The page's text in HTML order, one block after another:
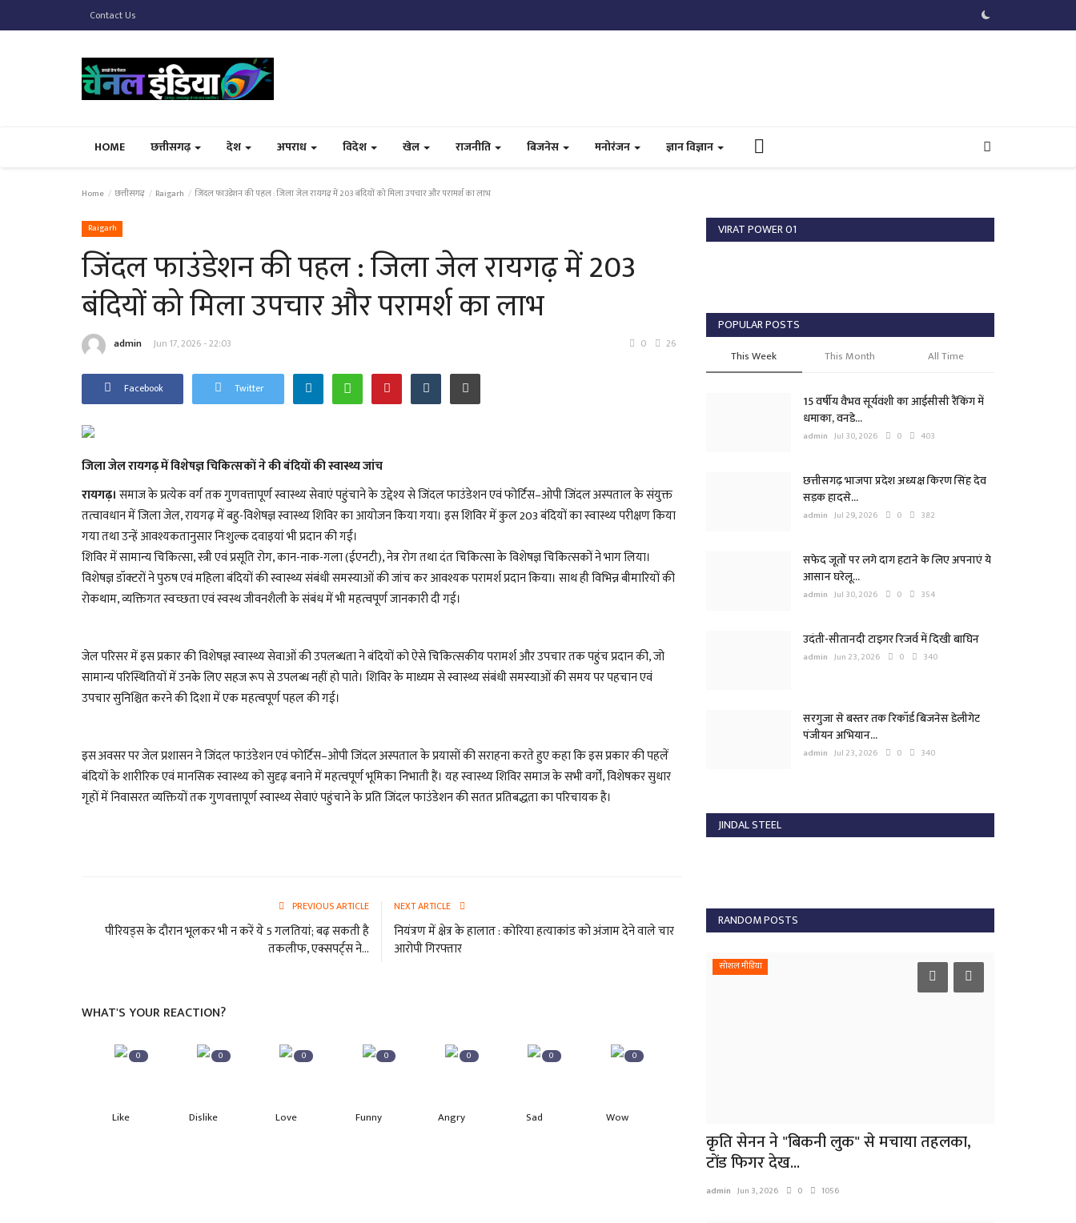
Contact Us
HOME छत्तीसगढ़ देश अपराध विदेश खेल राजनीति बिजनेस मनोरंजन ज्ञान विज्ञान
Home छत्तीसगढ़ Raigarh जिंदल फाउंडेशन की पहल : जिला जेल रायगढ़ में 203 बंदियों को मिला उपचार और परामर्श का लाभ
Raigarh
जिंदल फाउंडेशन की पहल : जिला जेल रायगढ़ में 203
बंदियों को मिला उपचार और परामर्श का लाभ
admin Jun 17, 2026 - 22:03 0 26
Facebook Twitter
जिला जेल रायगढ़ में विशेषज्ञ चिकित्सकों ने की बंदियों की स्वास्थ्य जांच
रायगढ़। समाज के प्रत्येक वर्ग तक गुणवत्तापूर्ण स्वास्थ्य सेवाएं पहुंचाने के उद्देश्य से जिंदल फाउंडेशन एवं फोर्टिस–ओपी जिंदल अस्पताल के संयुक्त
तत्वावधान में जिला जेल, रायगढ़ में बहु-विशेषज्ञ स्वास्थ्य शिविर का आयोजन किया गया। इस शिविर में कुल 203 बंदियों का स्वास्थ्य परीक्षण किया
गया तथा उन्हें आवश्यकतानुसार निःशुल्क दवाइयां भी प्रदान की गईं।
शिविर में सामान्य चिकित्सा, स्त्री एवं प्रसूति रोग, कान-नाक-गला (ईएनटी), नेत्र रोग तथा दंत चिकित्सा के विशेषज्ञ चिकित्सकों ने भाग लिया।
विशेषज्ञ डॉक्टरों ने पुरुष एवं महिला बंदियों की स्वास्थ्य संबंधी समस्याओं की जांच कर आवश्यक परामर्श प्रदान किया। साथ ही विभिन्न बीमारियों की
रोकथाम, व्यक्तिगत स्वच्छता एवं स्वस्थ जीवनशैली के संबंध में भी महत्वपूर्ण जानकारी दी गई।
जेल परिसर में इस प्रकार की विशेषज्ञ स्वास्थ्य सेवाओं की उपलब्धता ने बंदियों को ऐसे चिकित्सकीय परामर्श और उपचार तक पहुंच प्रदान की, जो
सामान्य परिस्थितियों में उनके लिए सहज रूप से उपलब्ध नहीं हो पाते। शिविर के माध्यम से स्वास्थ्य संबंधी समस्याओं की समय पर पहचान एवं
उपचार सुनिश्चित करने की दिशा में एक महत्वपूर्ण पहल की गई।
इस अवसर पर जेल प्रशासन ने जिंदल फाउंडेशन एवं फोर्टिस–ओपी जिंदल अस्पताल के प्रयासों की सराहना करते हुए कहा कि इस प्रकार की पहलें
बंदियों के शारीरिक एवं मानसिक स्वास्थ्य को सुदृढ़ बनाने में महत्वपूर्ण भूमिका निभाती हैं। यह स्वास्थ्य शिविर समाज के सभी वर्गों, विशेषकर सुधार
गृहों में निवासरत व्यक्तियों तक गुणवत्तापूर्ण स्वास्थ्य सेवाएं पहुंचाने के प्रति जिंदल फाउंडेशन की सतत प्रतिबद्धता का परिचायक है।
PREVIOUS ARTICLE
पीरियड्स के दौरान भूलकर भी न करें ये 5 गलतियां; बढ़ सकती है
तकलीफ, एक्सपर्ट्स ने...
NEXT ARTICLE
नियंत्रण में क्षेत्र के हालात : कोरिया हत्याकांड को अंजाम देने वाले चार
आरोपी गिरफ्तार
WHAT'S YOUR REACTION?
0
Like
0
Dislike
0
Love
0
Funny
0
Angry
0
Sad
0
Wow
VIRAT POWER 01
POPULAR POSTS
This Week This Month All Time
15 वर्षीय वैभव सूर्यवंशी का आईसीसी रैंकिंग में
धमाका, वनडे...
admin Jul 30, 2026 0 403
छत्तीसगढ़ भाजपा प्रदेश अध्यक्ष किरण सिंह देव
सड़क हादसे...
admin Jul 29, 2026 0 382
सफेद जूतों पर लगे दाग हटाने के लिए अपनाएं ये
आसान घरेलू...
admin Jul 30, 2026 0 354
उदंती-सीतानदी टाइगर रिजर्व में दिखी बाघिन
admin Jun 23, 2026 0 340
सरगुजा से बस्तर तक रिकॉर्ड बिजनेस डेलीगेट
पंजीयन अभियान...
admin Jul 23, 2026 0 340
JINDAL STEEL
RANDOM POSTS
सोशल मीडिया
कृति सेनन ने "बिकनी लुक" से मचाया तहलका,
टोंड फिगर देख...
admin Jun 3, 2026 0 1056